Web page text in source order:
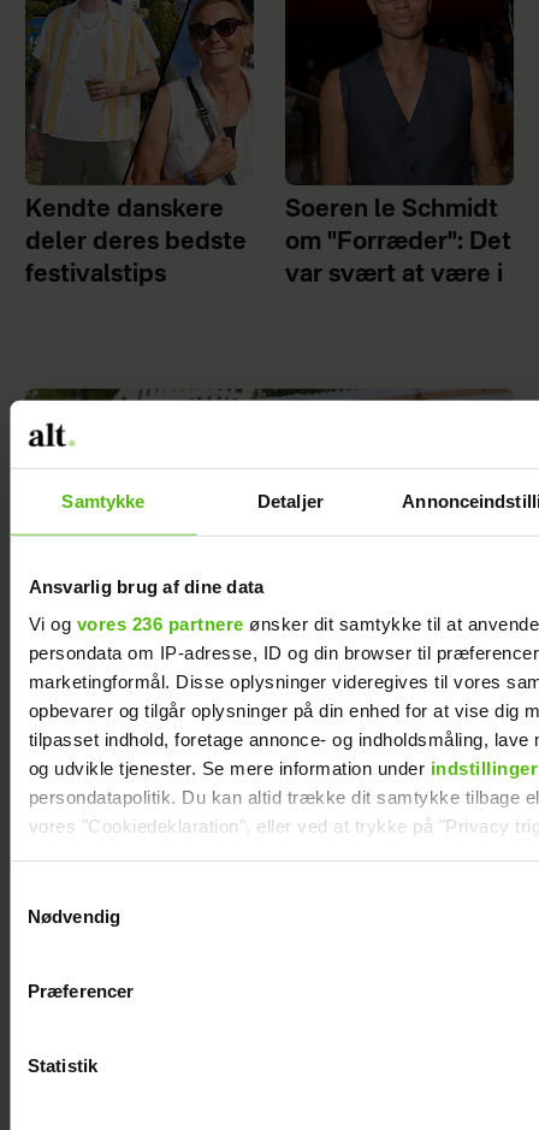
Samtykke Detaljer
Ansvarlig brug af dine data
Vi og vores 236 partnere ønsker dit samtykke til at
persondata om IP-adresse, ID og din browser til
marketingformål. Disse oplysninger videregives til vores
opbevarer og tilgår oplysninger på din enhed for at vise dig
tilpasset indhold, foretage annonce- og indholdsmåling, lave
og udvikle tjenester. Se mere information under indstillinger
persondatapolitik. Du kan altid trække dit samtykke tilbage
vores "Cookiedeklaration", eller ved at trykke på "Privacy
Vi anvender egne cookies og cookies fra tredjeparter til at
generere statistik og huske dine præferencer samt til brug
Nødvendig
Præferencer
Statistik
Kendte danskere
deler deres bedste
festivalstips
Soeren le Schmidt
om "Forræder": Det
var svært at være i
Thomas Evers Poulsen og Sæþór
Kristínssons utraditionelle bryllupsrejse:
Derfor var datteren med